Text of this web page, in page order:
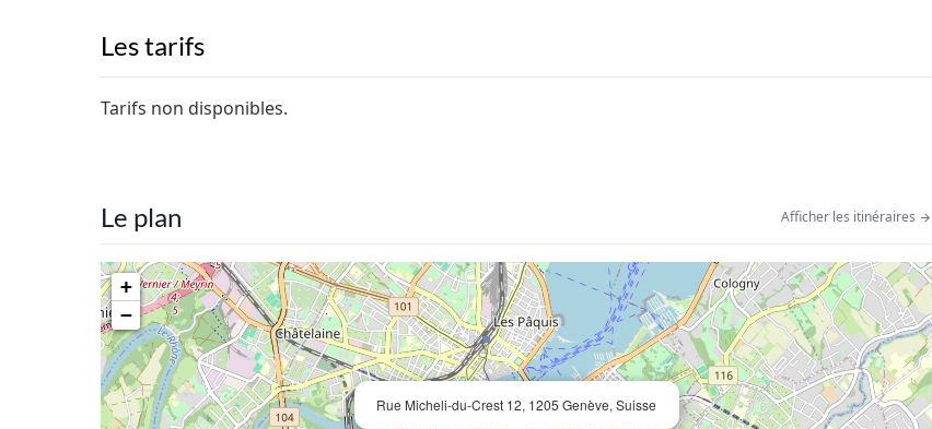
Les tarifs
Tarifs non disponibles.
Le plan Afficher les itinéraires
Rue Micheli-du-Crest 12, 1205 Genève, Suisse
+
−